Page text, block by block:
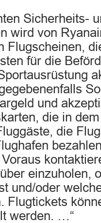
Sicherheits-
wird von
Flugscheinen,
für die
und
die in
die
einzuholen,
und/oder
Flugtickets
werden. …“